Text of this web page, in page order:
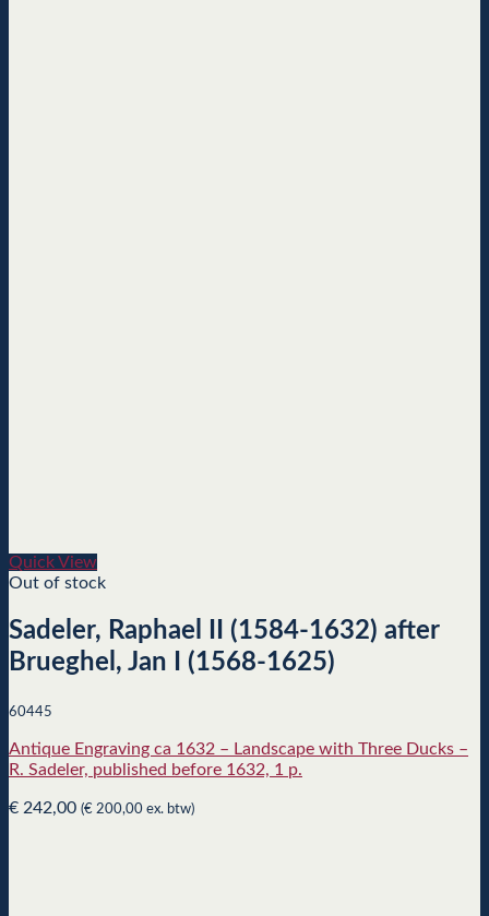
Quick View
Out of stock
Sadeler, Raphael II (1584-1632) after
Brueghel, Jan I (1568-1625)
60445
Antique Engraving ca 1632 – Landscape with Three Ducks –
R. Sadeler, published before 1632, 1 p.
€ 242,00 (€ 200,00 ex. btw)